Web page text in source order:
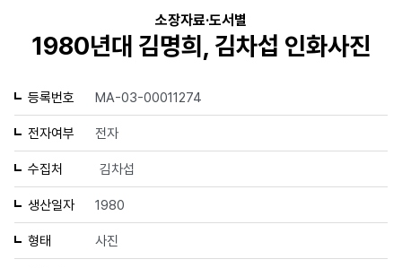
소장자료·도서별
1980년대 김명희, 김차섭 인화사진
등록번호 MA-03-00011274
전자여부 전자
수집처 김차섭
생산일자 1980
형태 사진